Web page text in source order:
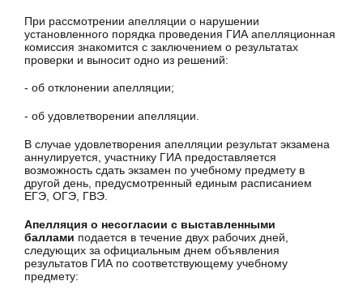
При рассмотрении апелляции о нарушении
установленного порядка проведения ГИА апелляционная
комиссия знакомится с заключением о результатах
проверки и выносит одно из решений:
- об отклонении апелляции;
- об удовлетворении апелляции.
В случае удовлетворения апелляции результат экзамена
аннулируется, участнику ГИА предоставляется
возможность сдать экзамен по учебному предмету в
другой день, предусмотренный единым расписанием
ЕГЭ, ОГЭ, ГВЭ.
Апелляция о несогласии с выставленными
баллами подается в течение двух рабочих дней,
следующих за официальным днем объявления
результатов ГИА по соответствующему учебному
предмету: